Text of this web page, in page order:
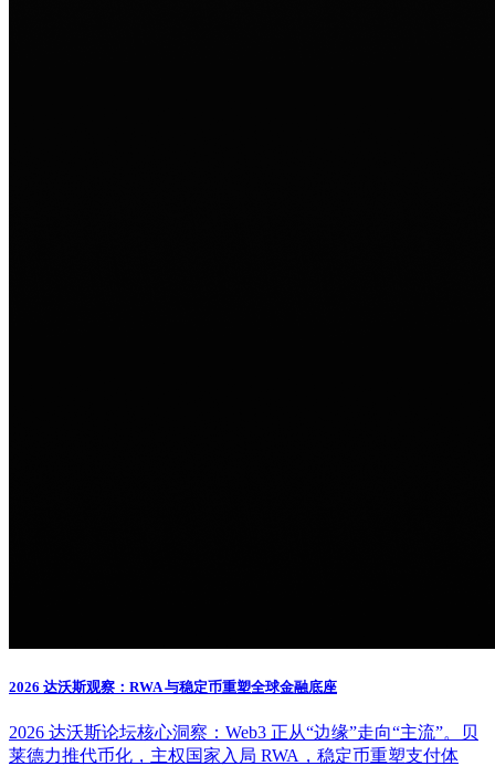
2026 达沃斯观察：RWA 与稳定币重塑全球金融底座
2026 达沃斯论坛核心洞察：Web3 正从“边缘”走向“主流”。贝
莱德力推代币化，主权国家入局 RWA，稳定币重塑支付体